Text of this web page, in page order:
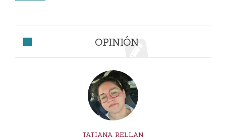
OPINIÓN
TATIANA RELLAN